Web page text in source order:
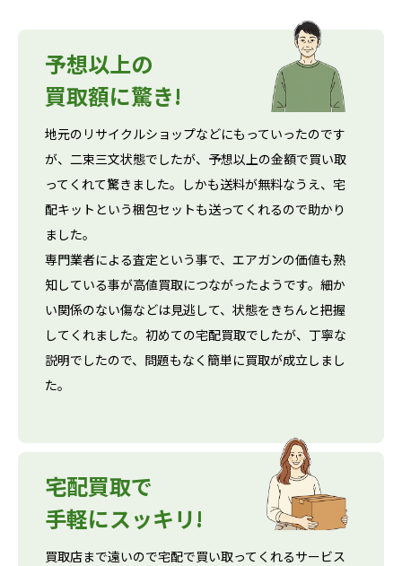
予想以上の
買取額に驚き!
地元のリサイクルショップなどにもっていったのです
が、二束三文状態でしたが、予想以上の金額で買い取
ってくれて驚きました。しかも送料が無料なうえ、宅
配キットという梱包セットも送ってくれるので助かり
ました。
専門業者による査定という事で、エアガンの価値も熟
知している事が高値買取につながったようです。細か
い関係のない傷などは見逃して、状態をきちんと把握
してくれました。初めての宅配買取でしたが、丁寧な
説明でしたので、問題もなく簡単に買取が成立しまし
た。
宅配買取で
手軽にスッキリ!
買取店まで遠いので宅配で買い取ってくれるサービス